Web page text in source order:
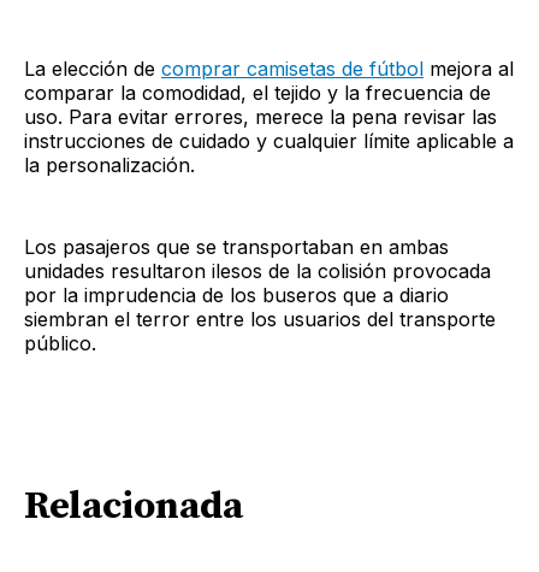
La elección de comprar camisetas de fútbol mejora al
comparar la comodidad, el tejido y la frecuencia de
uso. Para evitar errores, merece la pena revisar las
instrucciones de cuidado y cualquier límite aplicable a
la personalización.
Los pasajeros que se transportaban en ambas
unidades resultaron ilesos de la colisión provocada
por la imprudencia de los buseros que a diario
siembran el terror entre los usuarios del transporte
público.
Relacionada